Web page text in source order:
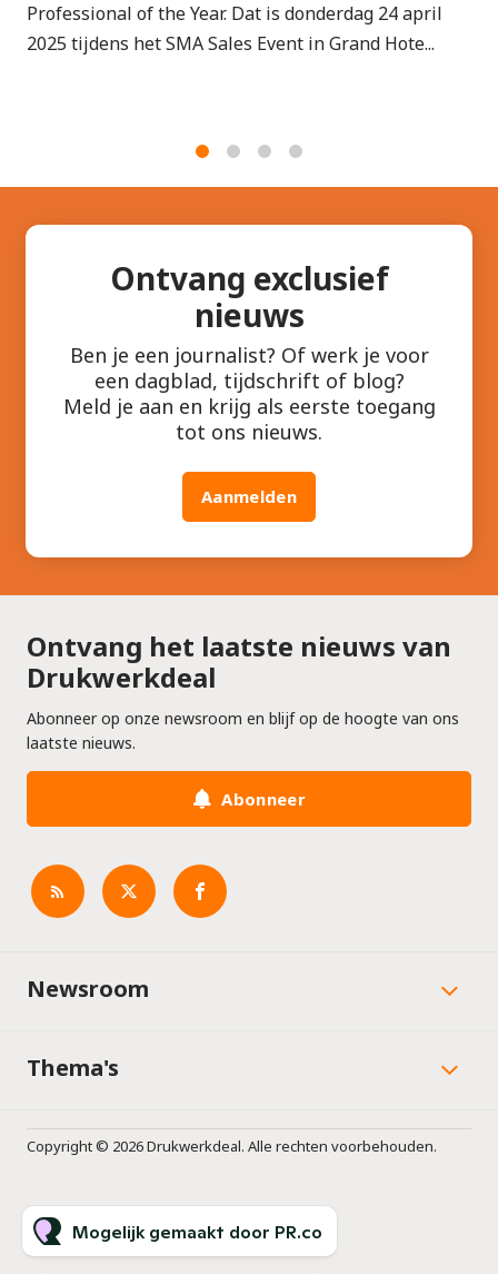
Professional of the Year. Dat is donderdag 24 april
2025 tijdens het SMA Sales Event in Grand Hote...
Ontvang exclusief
nieuws
Ben je een journalist? Of werk je voor
een dagblad, tijdschrift of blog?
Meld je aan en krijg als eerste toegang
tot ons nieuws.
Aanmelden
Ontvang het laatste nieuws van
Drukwerkdeal
Abonneer op onze newsroom en blijf op de hoogte van ons
laatste nieuws.
Abonneer
Newsroom
Thema's
Copyright © 2026 Drukwerkdeal. Alle rechten voorbehouden.
Mogelijk gemaakt door PR.co